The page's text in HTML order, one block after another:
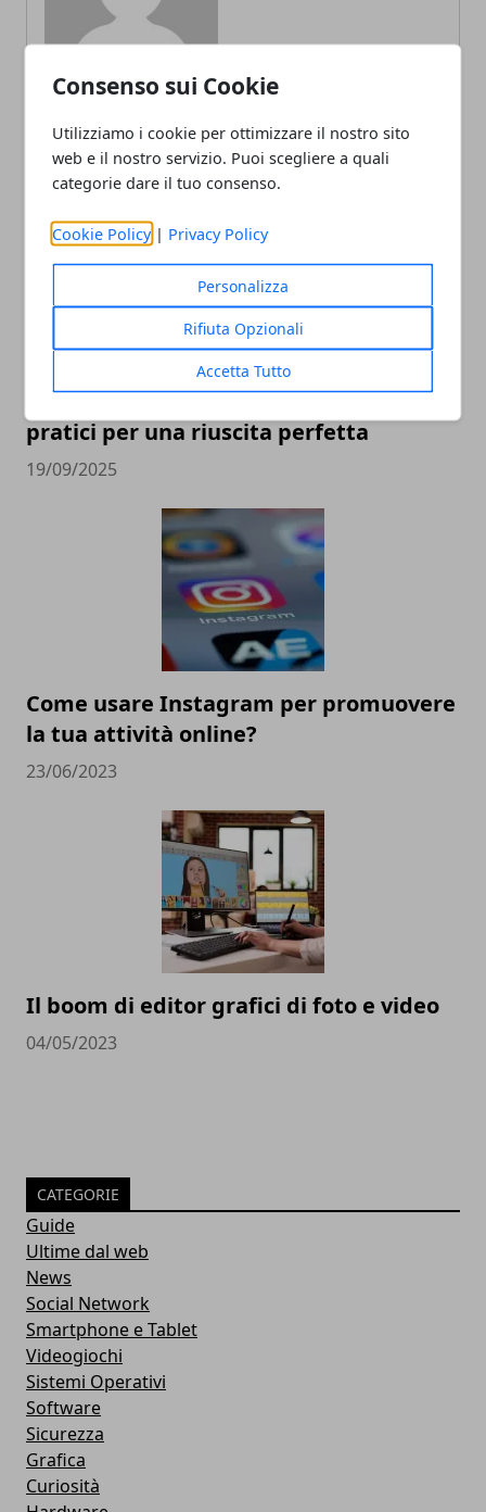
Consenso sui Cookie
Utilizziamo i cookie per ottimizzare il nostro sito
web e il nostro servizio. Puoi scegliere a quali
categorie dare il tuo consenso.
Cookie Policy | Privacy Policy
Personalizza
Rifiuta Opzionali
Accetta Tutto
ARTICOLI CORRELATI
Come organizzare un evento, consigli
pratici per una riuscita perfetta
19/09/2025
Come usare Instagram per promuovere
la tua attività online?
23/06/2023
Il boom di editor grafici di foto e video
04/05/2023
CATEGORIE
Guide
Ultime dal web
News
Social Network
Smartphone e Tablet
Videogiochi
Sistemi Operativi
Software
Sicurezza
Grafica
Curiosità